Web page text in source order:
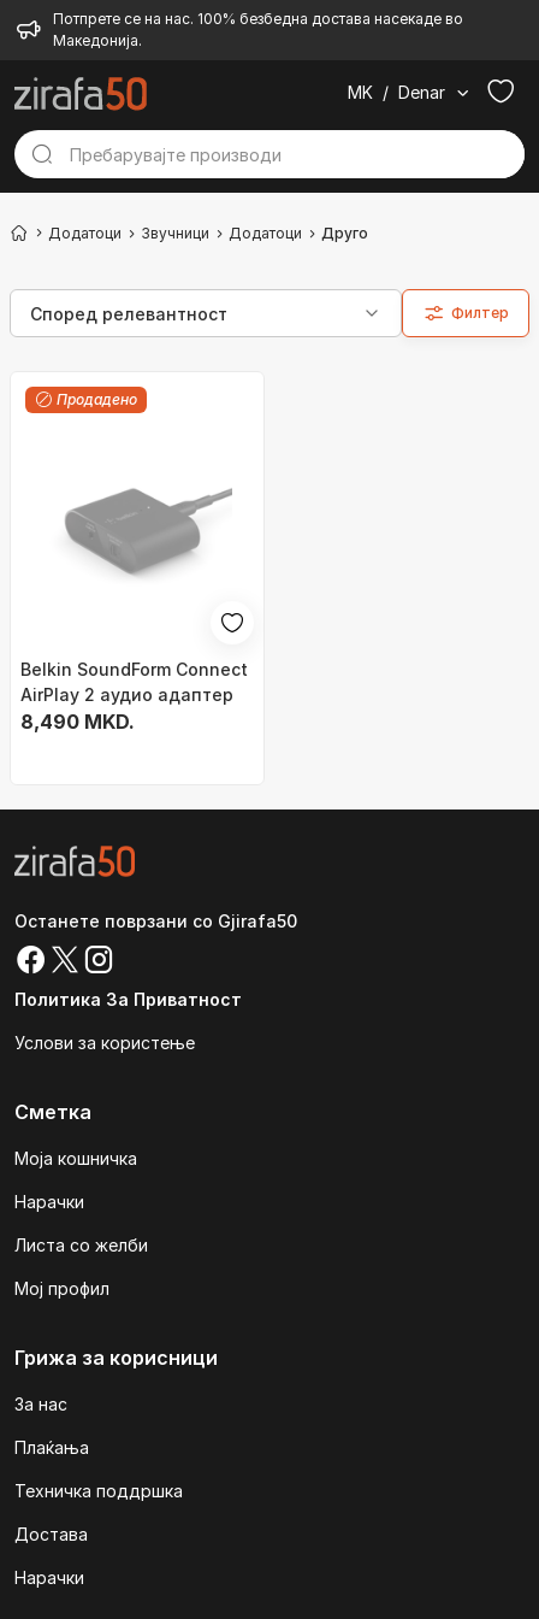
Потпрете се на нас. 100% безбедна достава насекаде во
Македонија.
MK / Denar
Додатоци Звучници Додатоци Друго
Филтер
Продадено
Belkin SoundForm Connect
AirPlay 2 аудио адаптер
8,490 MKD.
Останете поврзани со Gjirafa50
Политика За Приватност
Услови за користење
Сметка
Моја кошничка
Нарачки
Листа со желби
Мој профил
Грижа за корисници
За нас
Плаќања
Техничка поддршка
Достава
Нарачки